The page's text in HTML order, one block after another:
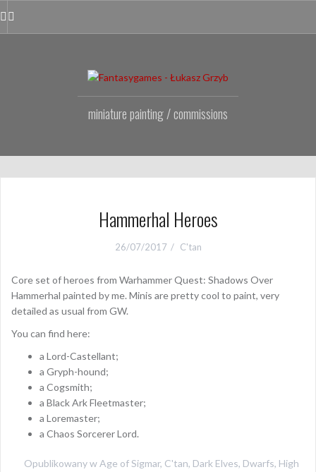
do
treści
Fanpage
miniature painting / commissions
Hammerhal Heroes
26/07/2017 C'tan
Core set of heroes from Warhammer Quest: Shadows Over
Hammerhal painted by me. Minis are pretty cool to paint, very
detailed as usual from GW.
You can find here:
a Lord-Castellant;
a Gryph-hound;
a Cogsmith;
a Black Ark Fleetmaster;
a Loremaster;
a Chaos Sorcerer Lord.
Opublikowany wAge of Sigmar, C'tan, Dark Elves, Dwarfs, High